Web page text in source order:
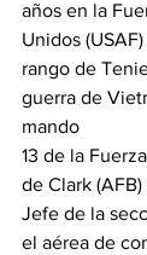
años en la
Unidos
rango de
guerra de
mando
13 de la
de Clark
Jefe de la
el aérea de